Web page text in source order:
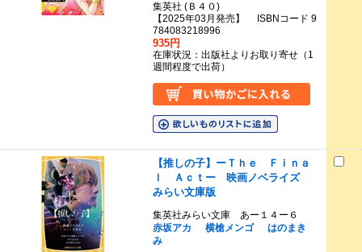
集英社 (Ｂ４０)
【2025年03月発売】 ISBNコード 9
784083218996
935円
在庫状況：出版社よりお取り寄せ（1
週間程度で出荷）
【推しの子】ーＴｈｅ Ｆｉｎａ
ｌ Ａｃｔー 映画ノベライズ
みらい文庫版
集英社みらい文庫 あー１４ー６
赤坂アカ
横槍メンゴ
はのまき
み